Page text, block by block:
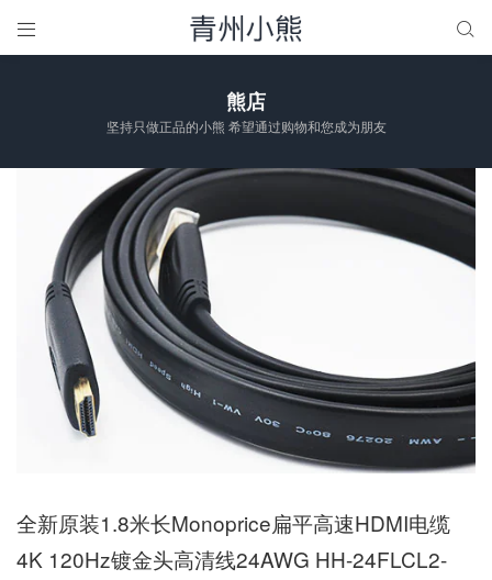
 
熊店
坚持只做正品的小熊 希望通过购物和您成为朋友
全新原装1.8米长Monoprice扁平高速HDMI电缆
4K 120Hz镀金头高清线24AWG HH-24FLCL2-